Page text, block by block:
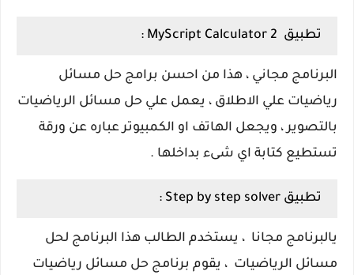
تطبيق MyScript Calculator 2 :
البرنامج مجاني ، هذا من احسن برامج حل مسائل
رياضيات علي الاطلاق ، يعمل علي حل مسائل الرياضيات
بالتصوير ، ويجعل الهاتف او الكمبيوتر عباره عن ورقة
تستطيع كتابة اي شىء بداخلها .
تطبيق Step by step solver :
يالبرنامج مجانا ، يستخدم الطالب هذا البرنامج لحل
مسائل الرياضيات ، يقوم برنامج حل مسائل رياضيات